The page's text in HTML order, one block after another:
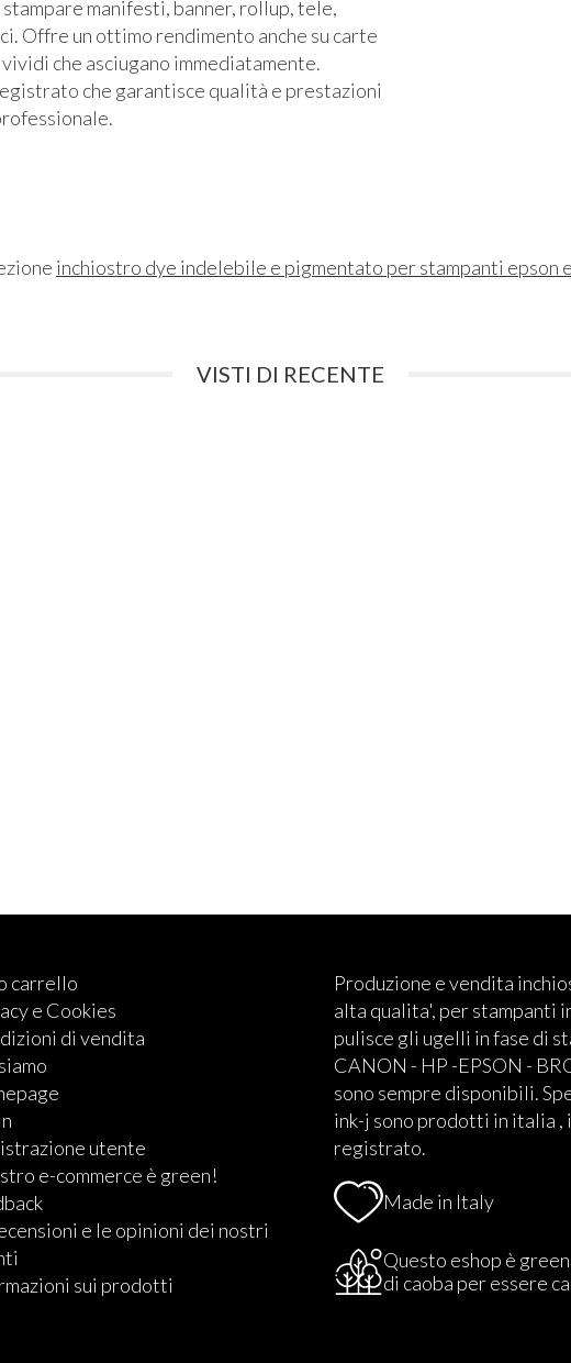
manifesti, banner, rollup, tele,
Offre un ottimo rendimento anche su carte
che asciugano immediatamente.
che garantisce qualità e prestazioni
inchiostro dye indelebile e pigmentato per stampanti epson
VISTI DI RECENTE
carrello
e Cookies
di vendita
utente
e-commerce è green!
e le opinioni dei nostri
sui prodotti
Produzione e vendita
alta qualita', per stampanti
pulisce gli ugelli in fase di
CANON - HP -EPSON -
sono sempre disponibili.
ink-j sono prodotti in italia ,
registrato.
Made in Italy
Questo eshop è
di caoba per essere